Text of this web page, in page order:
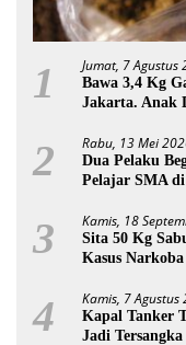
1 Jumat, 7 Agustus
Bawa 3,4 Kg
Jakarta. Anak
2 Rabu, 13 Mei
Dua Pelaku
Pelajar SMA
3 Kamis, 18
Sita 50 Kg
Kasus
4 Kamis, 7 Agustus
Kapal Tanker
Jadi Tersangka